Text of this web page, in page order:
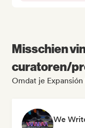
Misschien
curatoren/
Omdat je
We